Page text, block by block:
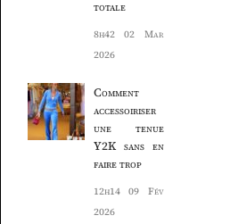
totale
8h42
02 Mar
2026
Comment
accessoiriser
une tenue
Y2K sans en
faire trop
12h14
09 Fév
2026